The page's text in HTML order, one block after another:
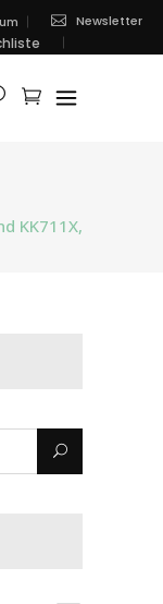
Newsletter
KK711X,